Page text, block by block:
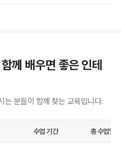
께 배우면 좋은 인테
는 분들이 함께 찾는 교육입니다.
수업 기간 총 수업일